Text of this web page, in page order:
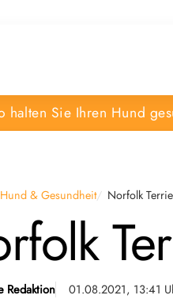
halten Sie Ihren Hund
Hund & Gesundheit Norfolk
Redaktion 01.08.2021, 13:41